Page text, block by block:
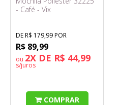
- Café - Vix
DE R$ 179,99 POR
R$ 89,99
ou 2X DE R$ 44,99
s/juros
COMPRAR